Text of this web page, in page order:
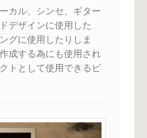
カル、シンセ、ギター
デザインに使用した
グに使用したりしま
成する為にも使用され
トとして使用できるピ